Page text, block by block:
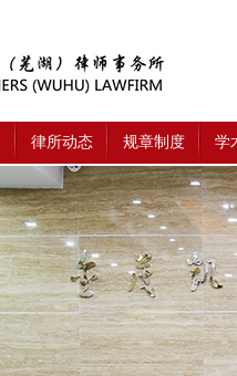
律所动态 规章制度 学